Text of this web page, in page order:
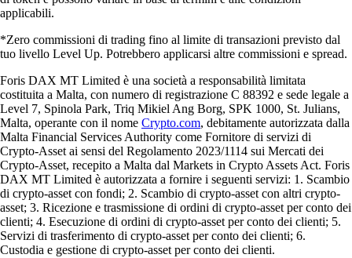
applicabili.
*Zero commissioni di trading fino al limite di transazioni previsto dal
tuo livello Level Up. Potrebbero applicarsi altre commissioni e spread.
Foris DAX MT Limited è una società a responsabilità limitata
costituita a Malta, con numero di registrazione C 88392 e sede legale a
Level 7, Spinola Park, Triq Mikiel Ang Borg, SPK 1000, St. Julians,
Malta, operante con il nome Crypto.com, debitamente autorizzata dalla
Malta Financial Services Authority come Fornitore di servizi di
Crypto-Asset ai sensi del Regolamento 2023/1114 sui Mercati dei
Crypto-Asset, recepito a Malta dal Markets in Crypto Assets Act. Foris
DAX MT Limited è autorizzata a fornire i seguenti servizi: 1. Scambio
di crypto-asset con fondi; 2. Scambio di crypto-asset con altri crypto-
asset; 3. Ricezione e trasmissione di ordini di crypto-asset per conto dei
clienti; 4. Esecuzione di ordini di crypto-asset per conto dei clienti; 5.
Servizi di trasferimento di crypto-asset per conto dei clienti; 6.
Custodia e gestione di crypto-asset per conto dei clienti.